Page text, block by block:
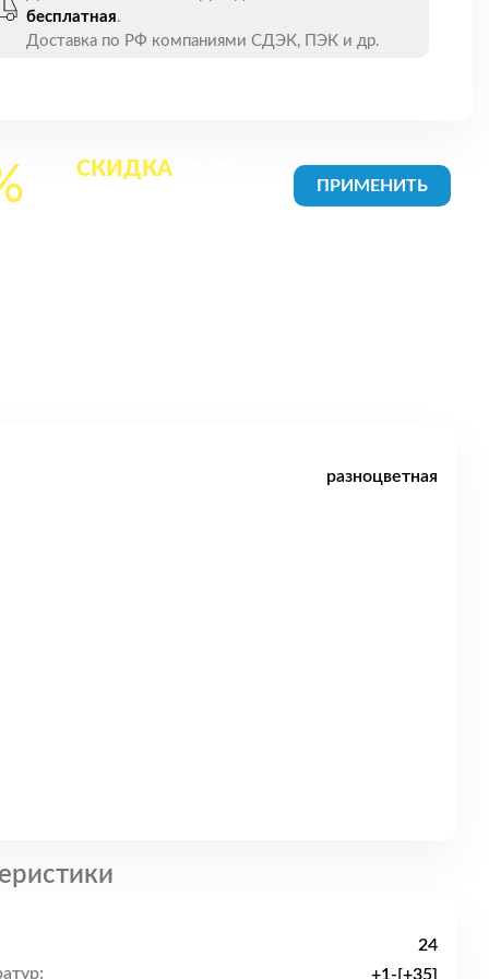
бесплатная.
Доставка по РФ компаниями СДЭК, ПЭК и др.
СКИДКА
разноцветная
24
+1-[+35]